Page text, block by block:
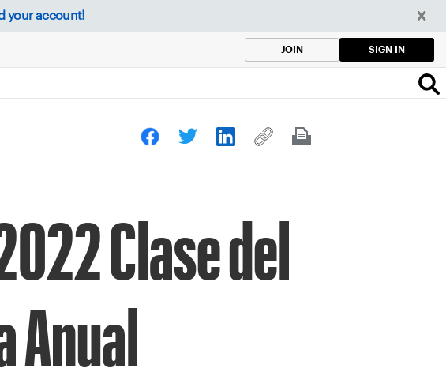
your account!
JOIN SIGN IN
Clase del
Anual